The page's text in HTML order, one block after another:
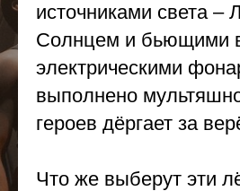
источниками света –
Солнцем и бьющими
электрическими
выполнено
героев дёргает за
Что же выберут эти